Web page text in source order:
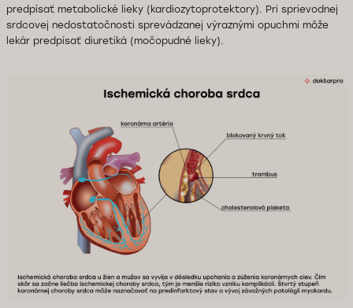
predpísať metabolické lieky (kardiozytoprotektory). Pri sprievodnej
srdcovej nedostatočnosti sprevádzanej výraznými opuchmi môže
lekár predpísať diuretiká (močopudné lieky).